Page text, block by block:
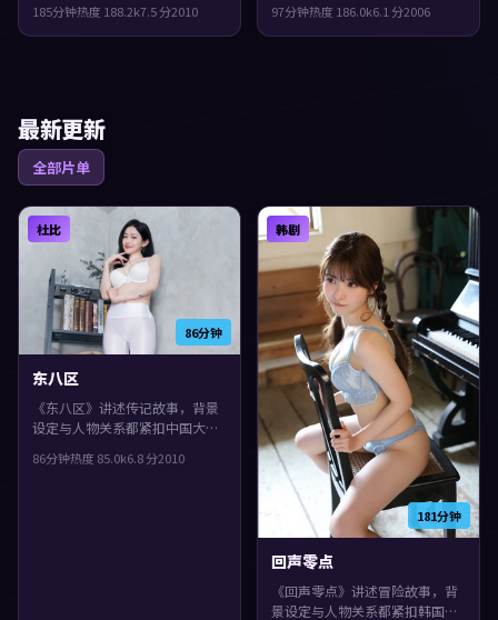
主演包括吴镇宇、段奕宏、刘青
云。城市空间成为情绪与悬念的
185分钟热度 188.2k7.5分2010
年与观众见面。主演包括小松菜
奈、谭卓、赵丽颖。影片在类型
97分钟热度 186.0k6.1分2006
最新更新
全部片单
86分钟
杜比
东八区
《东八区》讲述传记故事，背景
设定与人物关系都紧扣中国大陆
李安执导，蒂尔达·斯文顿、古
86分钟热度 85.0k6.8分2010
181分钟
韩剧
回声零点
《回声零点》讲述冒险故事，背
景设定与人物关系都紧扣韩国当